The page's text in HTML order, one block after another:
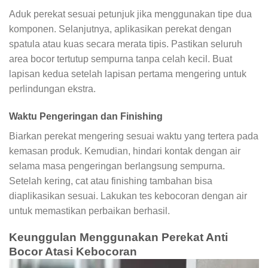
Aduk perekat sesuai petunjuk jika menggunakan tipe dua
komponen. Selanjutnya, aplikasikan perekat dengan
spatula atau kuas secara merata tipis. Pastikan seluruh
area bocor tertutup sempurna tanpa celah kecil. Buat
lapisan kedua setelah lapisan pertama mengering untuk
perlindungan ekstra.
Waktu Pengeringan dan Finishing
Biarkan perekat mengering sesuai waktu yang tertera pada
kemasan produk. Kemudian, hindari kontak dengan air
selama masa pengeringan berlangsung sempurna.
Setelah kering, cat atau finishing tambahan bisa
diaplikasikan sesuai. Lakukan tes kebocoran dengan air
untuk memastikan perbaikan berhasil.
Keunggulan Menggunakan Perekat Anti
Bocor Atasi Kebocoran